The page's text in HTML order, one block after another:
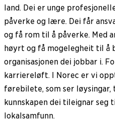
land. Dei er unge
påverke og lære. Dei får
og få rom til å påverke. Med
høyrt og få mogelegheit til å
organisasjonen dei jobbar i.
karriereløft. I Norec er vi
førebilete, som ser
kunnskapen dei tileignar
lokalsamfunn.